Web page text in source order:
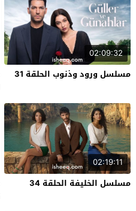
02:09:32
مسلسل ورود وذنوب الحلقة 31
02:19:11
مسلسل الخليفة الحلقة 34